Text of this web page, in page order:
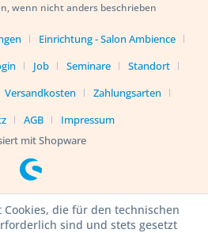
wenn nicht anders beschrieben
Einrichtung - Salon Ambience
Job Seminare
Standort
Versandkosten
Zahlungsarten
AGB
Impressum
mit Shopware
Cookies, die für den technischen
sind und stets gesetzt